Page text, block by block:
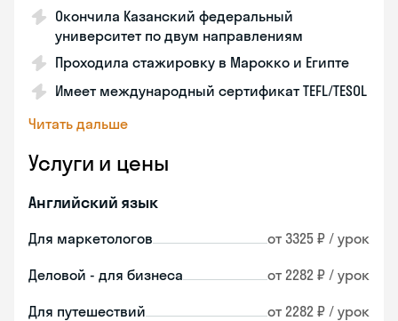
Окончила Казанский федеральный
университет по двум направлениям
Проходила стажировку в Марокко и Египте
Имеет международный сертификат TEFL/TESOL
Читать дальше
Услуги и цены
Английский язык
Для маркетологов от 3325 ₽ / урок
Деловой - для бизнеса от 2282 ₽ / урок
Для путешествий от 2282 ₽ / урок